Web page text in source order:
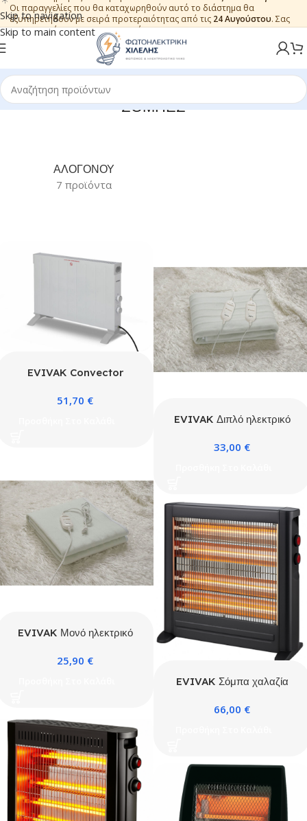
Skip to navigation
Skip to main content
Οι παραγγελίες που θα καταχωρηθούν αυτό το διάστημα θα
εξυπηρετηθούν με σειρά προτεραιότητας από τις 24 Αυγούστου. Σας
ευχαριστούμε για την εμπιστοσύνη.
ΣΟΜΠΕΣ
ΑΛΟΓΟΝΟΥ
7 προϊόντα
EVIVAK Convector
51,70 €
EVIVAK Διπλό ηλεκτρικό
160x140cm
33,00 €
EVIVAK Μονό ηλεκτρικό
150X80CM
25,90 €
EVIVAK Σόμπα χαλαζία
66,00 €